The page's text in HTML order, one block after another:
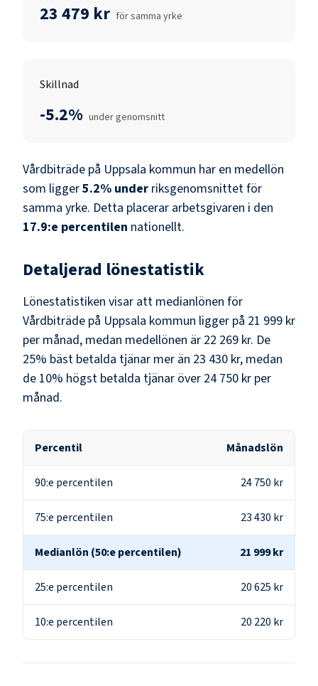
23 479 kr för samma yrke
Skillnad
-5.2% under genomsnitt
Vårdbiträde på Uppsala kommun har en medellön
som ligger5.2% under riksgenomsnittet för
samma yrke. Detta placerar arbetsgivaren i den
17.9:e percentilen nationellt.
Detaljerad lönestatistik
Lönestatistiken visar att medianlönen för
Vårdbiträde på Uppsala kommun ligger på 21 999 kr
per månad, medan medellönen är 22 269 kr. De
25% bäst betalda tjänar mer än 23 430 kr, medan
de 10% högst betalda tjänar över 24 750 kr per
månad.
Percentil Månadslön
90:e percentilen 24 750 kr
75:e percentilen 23 430 kr
Medianlön (50:e percentilen) 21 999 kr
25:e percentilen 20 625 kr
10:e percentilen 20 220 kr